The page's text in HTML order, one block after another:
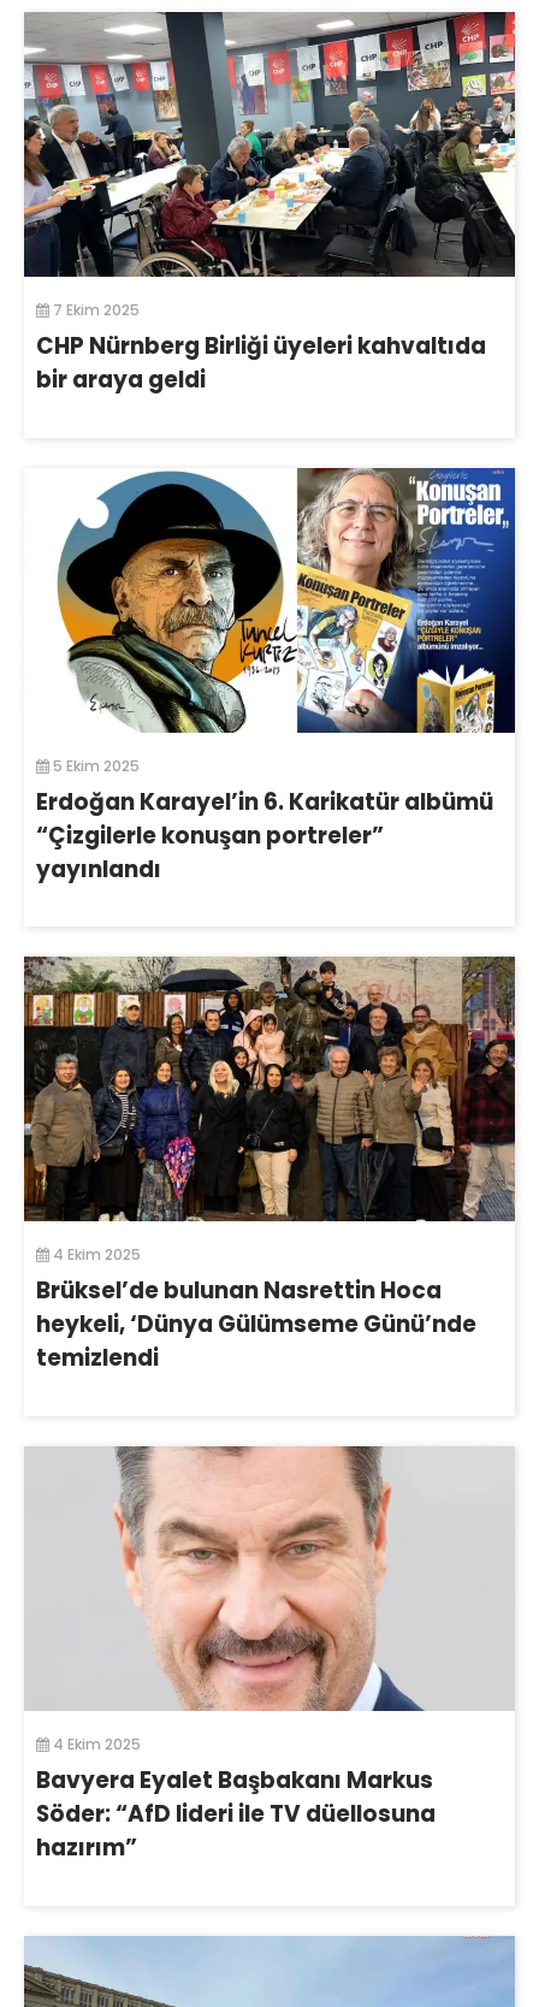
7 Ekim 2025
CHP Nürnberg Birliği üyeleri kahvaltıda
bir araya geldi
5 Ekim 2025
Erdoğan Karayel’in 6. Karikatür albümü
“Çizgilerle konuşan portreler”
yayınlandı
4 Ekim 2025
Brüksel’de bulunan Nasrettin Hoca
heykeli, ‘Dünya Gülümseme Günü’nde
temizlendi
4 Ekim 2025
Bavyera Eyalet Başbakanı Markus
Söder: “AfD lideri ile TV düellosuna
hazırım”